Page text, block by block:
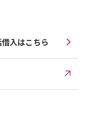
入はこちら